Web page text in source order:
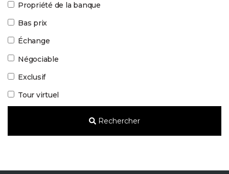
Propriété de la banque
Bas prix
Échange
Négociable
Exclusif
Tour virtuel
Rechercher